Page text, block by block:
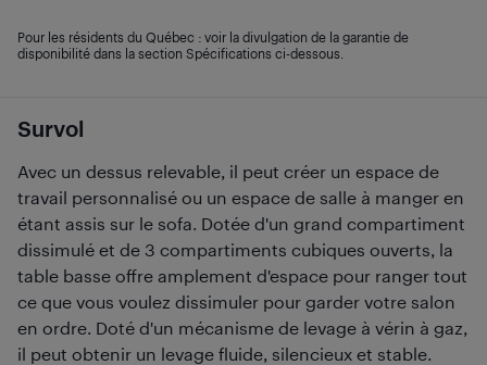
Survol
Avec un dessus relevable, il peut créer un espace de
travail personnalisé ou un espace de salle à manger en
étant assis sur le sofa. Dotée d'un grand compartiment
dissimulé et de 3 compartiments cubiques ouverts, la
table basse offre amplement d'espace pour ranger tout
ce que vous voulez dissimuler pour garder votre salon
en ordre. Doté d'un mécanisme de levage à vérin à gaz,
il peut obtenir un levage fluide, silencieux et stable.
Pour les résidents du Québec : voir la divulgation de la garantie de
disponibilité dans la section Spécifications ci-dessous.